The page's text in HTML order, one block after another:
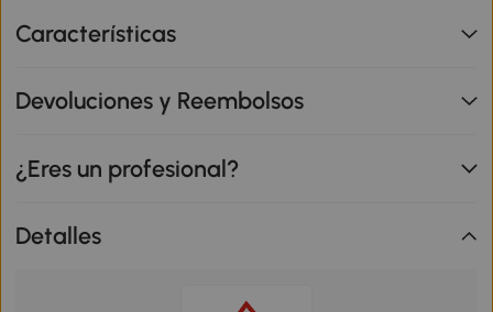
Características
Devoluciones y Reembolsos
¿Eres un profesional?
Detalles